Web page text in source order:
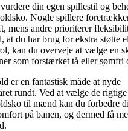
din egen spillestil og
Nogle spillere
mens andre prioriterer
at du har brug for ekstra støtte
kan du overveje at vælge en
som forstærket tå eller sømfri
er en fantastisk måde at nyde
rundt. Ved at vælge de rigtige
til mænd kan du forbedre
på banen, og dermed få